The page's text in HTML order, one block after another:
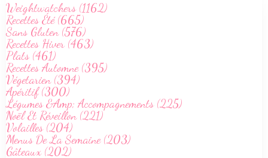
Weightwatchers (1162)
Recettes Été (665)
Sans Gluten (576)
Recettes Hiver (463)
Plats (461)
Recettes Automne (395)
Végetarien (394)
Apéritif (300)
Légumes &Amp; Accompagnements (225)
Noël Et Réveillon (221)
Volailles (204)
Menus De La Semaine (203)
Gâteaux (202)